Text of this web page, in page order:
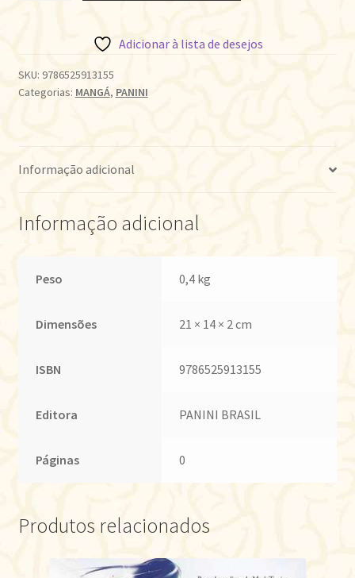
quantidade
Adicionar à lista de desejos
SKU: 9786525913155
Categorias: MANGÁ, PANINI
Informação adicional
Informação adicional
Peso 0,4 kg
Dimensões 21 × 14 × 2 cm
ISBN 9786525913155
Editora PANINI BRASIL
Páginas 0
Produtos relacionados